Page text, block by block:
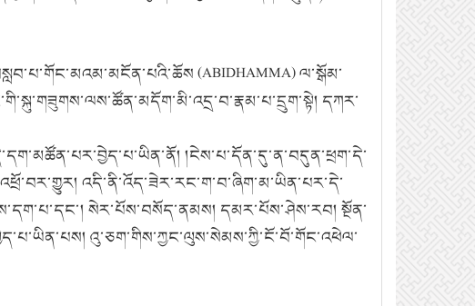
(ABIDHAMMA) ལ་སྒོམ་
དཀར་
།ངེས་པ་དོན་དུ་ན་བདུན་ཕྲག་དེ་
འདི་ནི་འོད་ཟེར་རང་ག་བ་ཞིག་མ་ཡིན་པར་དེ་
སེར་པོས་བསོད་ནམས། དམར་པོས་ཤེས་རབ། སྔོན་
འུ་ཅག་གིས་ཀྱང་ལུས་སེམས་ཀྱི་ངོ་བོ་གོང་འཕེལ་